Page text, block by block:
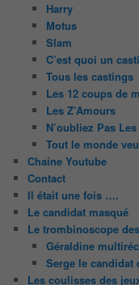
Harry
Motus
Slam
C’est quoi un
Tous les castings
Les 12 coups de
Les Z’Amours
N’oubliez Pas
Tout le monde
Chaine Youtube
Contact
Il était une fois ….
Le candidat masqué
Le trombinoscope
Géraldine
Serge le candidat
Les coulisses des